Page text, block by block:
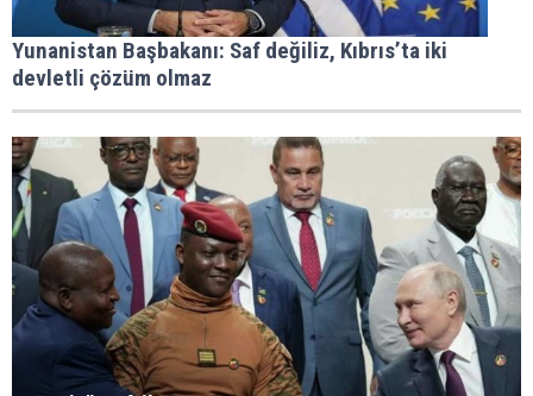
Yunanistan Başbakanı: Saf değiliz, Kıbrıs’ta iki
devletli çözüm olmaz